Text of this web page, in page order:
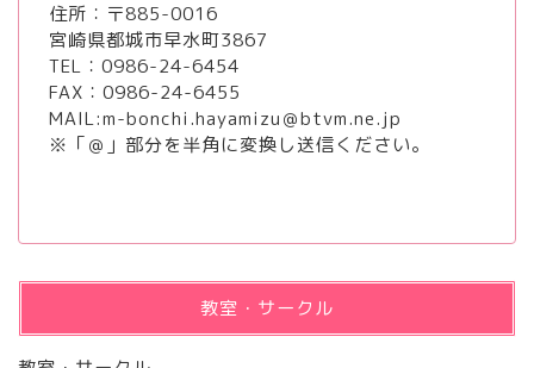
住所：〒885-0016
宮崎県都城市早水町3867
TEL： 0986-24-6454
FAX：0986-24-6455
MAIL:m-bonchi.hayamizu＠btvm.ne.jp
※「＠」部分を半角に変換し送信ください。
教室・サークル